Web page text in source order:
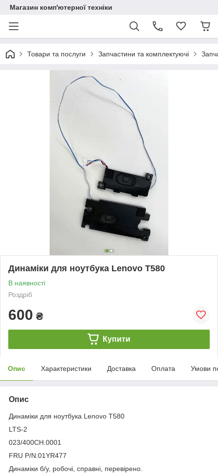
Магазин комп'ютерної техніки
Товари та послуги Запчастини та комплектуючі
Динамiки для ноутбука Lenovo T580
В наявності
Роздріб
600 ₴
Купити
Опис Характеристики Доставка Оплата Умови
Опис
Динамiки для ноутбука Lenovo T580
LTS-2
023/400CH.0001
FRU P/N:01YR477
Динаміки б/у, робочі, справні, перевірено.